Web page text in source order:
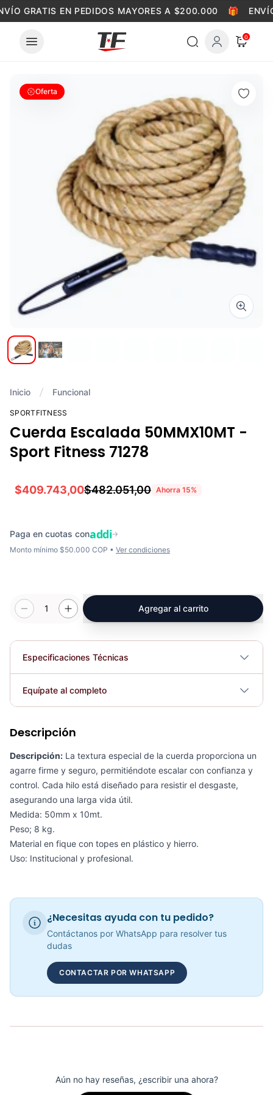
Skip to content
GRATIS EN PEDIDOS MAYORES A $200.000 🎁
0
Oferta
Zoom
Inicio Funcional
SPORTFITNESS
Cuerda Escalada 50MMX10MT -
Sport Fitness 71278
$409.743,00$482.051,00 Ahorra 15%
Paga en cuotas conaddi→
Monto mínimo $50.000 COP • Ver condiciones
1 Agregar al carrito
Especificaciones Técnicas
Plegable No
Equípate al completo
COP 385,741.00
COP 4,954,635.00
Descripción
Descripción: La textura especial de la cuerda proporciona un
agarre firme y seguro, permitiéndote escalar con confianza y
control. Cada hilo está diseñado para resistir el desgaste,
asegurando una larga vida útil.
Medida: 50mm x 10mt.
Peso; 8 kg.
Material en fique con topes en plástico y hierro.
Uso: Institucional y profesional.
¿Necesitas ayuda con tu pedido?
Contáctanos por WhatsApp para resolver tus
dudas
CONTACTAR POR WHATSAPP
Aún no hay reseñas, ¿escribir una ahora?